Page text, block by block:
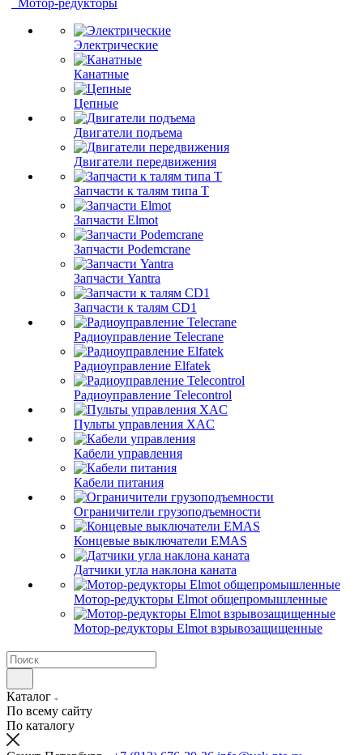
Мотор-редукторы
Электрические
Канатные
Цепные
Двигатели подъема
Двигатели передвижения
Запчасти к талям типа Т
Запчасти Elmot
Запчасти Podemcrane
Запчасти Yantra
Запчасти к талям CD1
Радиоуправление Telecrane
Радиоуправление Elfatek
Радиоуправление Telecontrol
Пульты управления XAC
Кабели управления
Кабели питания
Ограничители грузоподъемности
Концевые выключатели EMAS
Датчики угла наклона каната
Мотор-редукторы Elmot общепромышленные
Мотор-редукторы Elmot взрывозащищенные
Каталог
По всему сайту
По каталогу